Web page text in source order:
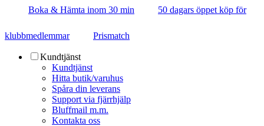
Boka & Hämta inom 30 min 50 dagars öppet köp för
klubbmedlemmar Prismatch
Kundtjänst
Kundtjänst
Hitta butik/varuhus
Spåra din leverans
Support via fjärrhjälp
Bluffmail m.m.
Kontakta oss